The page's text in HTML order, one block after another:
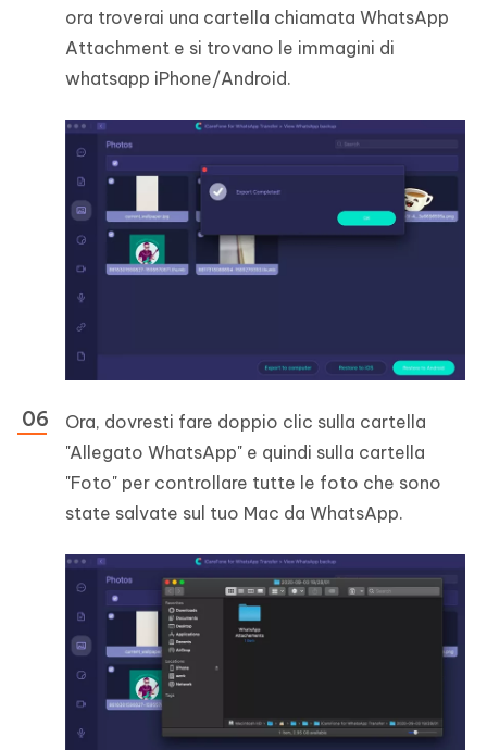
ora troverai una cartella chiamata WhatsApp
Attachment e si trovano le immagini di
whatsapp iPhone/Android.
Ora, dovresti fare doppio clic sulla cartella
"Allegato WhatsApp" e quindi sulla cartella
"Foto" per controllare tutte le foto che sono
state salvate sul tuo Mac da WhatsApp.